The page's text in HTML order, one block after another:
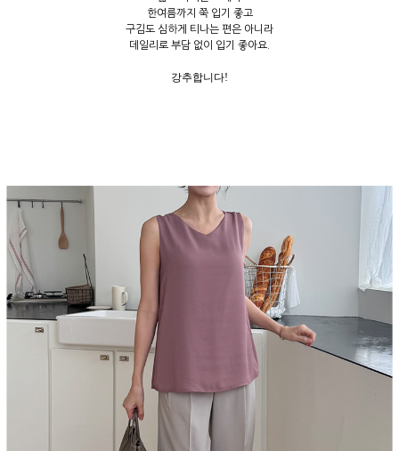
한여름까지 쭉 입기 좋고
구김도 심하게 티나는 편은 아니라
데일리로 부담 없이 입기 좋아요.
강추합니다!